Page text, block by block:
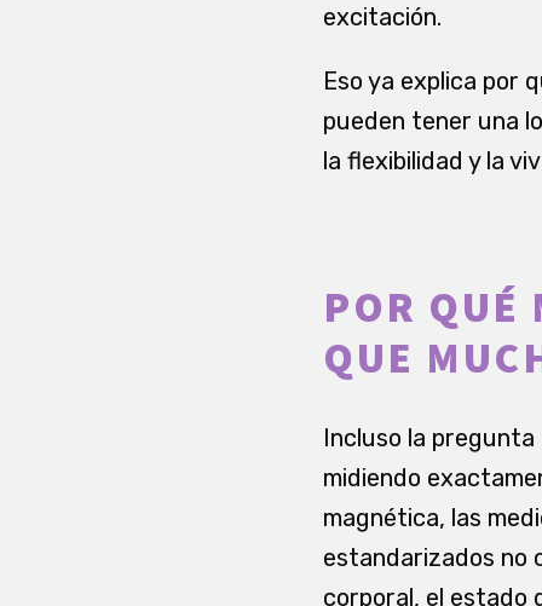
excitación.
Eso ya explica por
pueden tener una
la flexibilidad y la
POR QUÉ
QUE
Incluso la
midiendo
magnética, las
estandarizados no
corporal, el estado